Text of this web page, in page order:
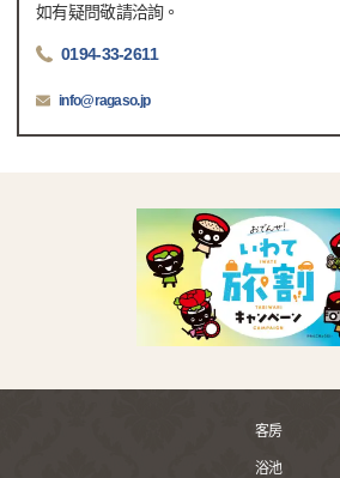
如有疑問敬請洽詢。
0194-33-2611
info@ragaso.jp
客房
浴池